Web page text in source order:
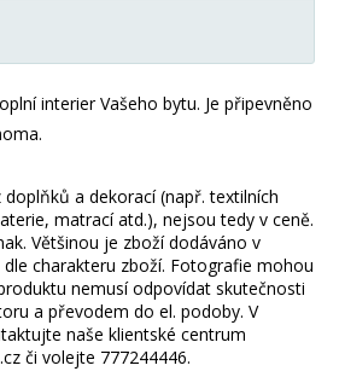
interier Vašeho bytu. Je připevněno
a dekorací (např. textilních
matrací atd.), nejsou tedy v ceně.
Většinou je zboží dodáváno v
charakteru zboží. Fotografie mohou
nemusí odpovídat skutečnosti
a převodem do el. podoby. V
naše klientské centrum
či volejte 777244446.